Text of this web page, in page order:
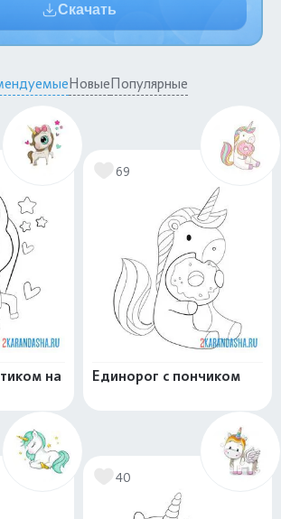
Скачать
НовыеПопулярные
на
69
Единорог с пончиком
40